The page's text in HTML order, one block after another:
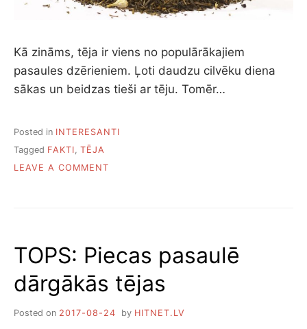
Kā zināms, tēja ir viens no populārākajiem
pasaules dzērieniem. Ļoti daudzu cilvēku diena
sākas un beidzas tieši ar tēju. Tomēr…
Posted in INTERESANTI
Tagged FAKTI, TĒJA
LEAVE A COMMENT
TOPS: Piecas pasaulē
dārgākās tējas
Posted on 2017-08-24 by HITNET.LV